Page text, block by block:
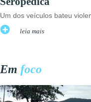
Um dos veículos bateu
leia mais
Em foco